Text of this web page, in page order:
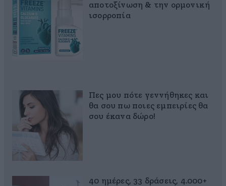
αποτοξίνωση & την ορμονική
ισορροπία
Πες μου πότε γεννήθηκες και
θα σου πω ποιες εμπειρίες θα
σου έκανα δώρο!
40 ημέρες, 33 δράσεις, 4.000+